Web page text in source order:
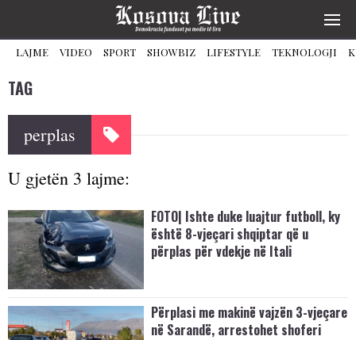
LAJME VIDEO SPORT SHOWBIZ LIFESTYLE TEKNOLOGJI
TAG
perplas
U gjetën 3 lajme:
FOTO| Ishte duke luajtur futboll, ky
është 8-vjeçari shqiptar që u
përplas për vdekje në Itali
Përplasi me makinë vajzën 3-vjeçare
në Sarandë, arrestohet shoferi